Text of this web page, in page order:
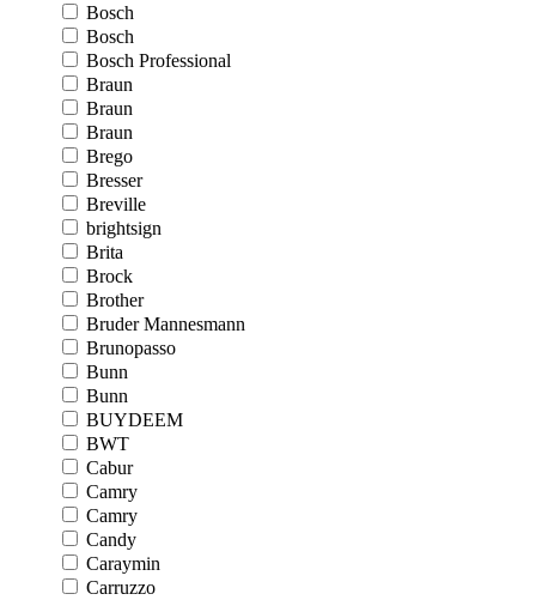
Bosch
Bosch
Bosch Professional
Braun
Braun
Braun
Brego
Bresser
Breville
brightsign
Brita
Brock
Brother
Bruder Mannesmann
Brunopasso
Bunn
Bunn
BUYDEEM
BWT
Cabur
Camry
Camry
Candy
Caraymin
Carruzzo